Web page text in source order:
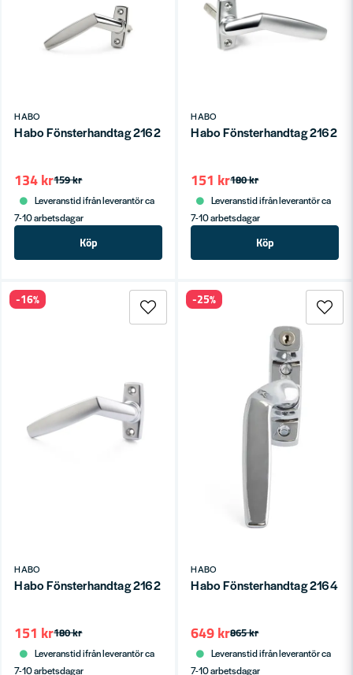
HABO
Habo Fönsterhandtag 2162 Vänster Krom SB
159 kr
134 kr
Leveranstid ifrån leverantör ca
7-10 arbetsdagar
Köp
HABO
Habo Fönsterhandtag 2162
180 kr
151 kr
Leveranstid ifrån leverantör ca
7-10 arbetsdagar
Köp
HABO
Habo Fönsterhandtag 2162 Vänster Matt krom SB
180 kr
151 kr
Leveranstid ifrån leverantör ca
7-10 arbetsdagar
-16%
HABO
Habo Fönsterhandtag 2164
865 kr
649 kr
Leveranstid ifrån leverantör ca
7-10 arbetsdagar
-25%